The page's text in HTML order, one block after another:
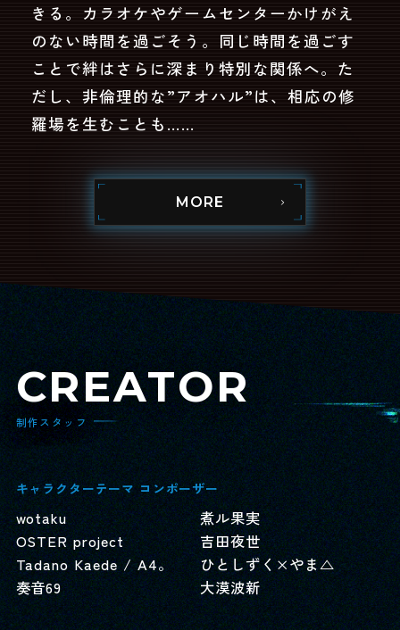
きる。 カラオケやゲームセンターかけがえ
のない時間を過ごそう。 同じ時間を過ごす
ことで絆はさらに深まり特別な関係へ。 た
だし、非倫理的な”アオハル”は、相応の修
羅場を生むことも……
MORE
CREATOR
制作スタッフ
キャラクターテーマ コンポーザー
wotaku
煮ル果実
OSTER project
吉田夜世
Tadano Kaede / A4。
ひとしずく×やま△
奏音69
大漠波新